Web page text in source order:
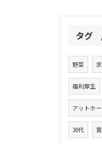
タグ
野菜
福利厚生
アットホ
30代